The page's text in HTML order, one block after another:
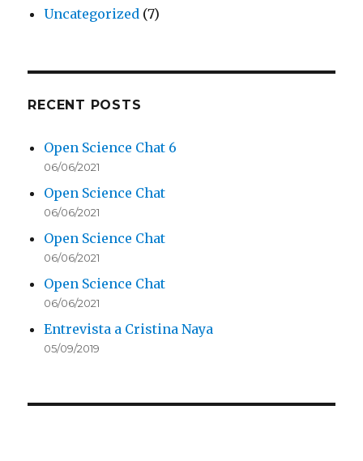
Uncategorized (7)
RECENT POSTS
Open Science Chat 6
06/06/2021
Open Science Chat
06/06/2021
Open Science Chat
06/06/2021
Open Science Chat
06/06/2021
Entrevista a Cristina Naya
05/09/2019